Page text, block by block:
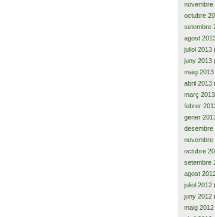
novembre
octubre
setembre
agost
juliol 2013
juny 2013
maig 2013
abril 2013
març 2013
febrer
gener
desembre
novembre
octubre
setembre
agost
juliol 2012
juny 2012
maig 2012